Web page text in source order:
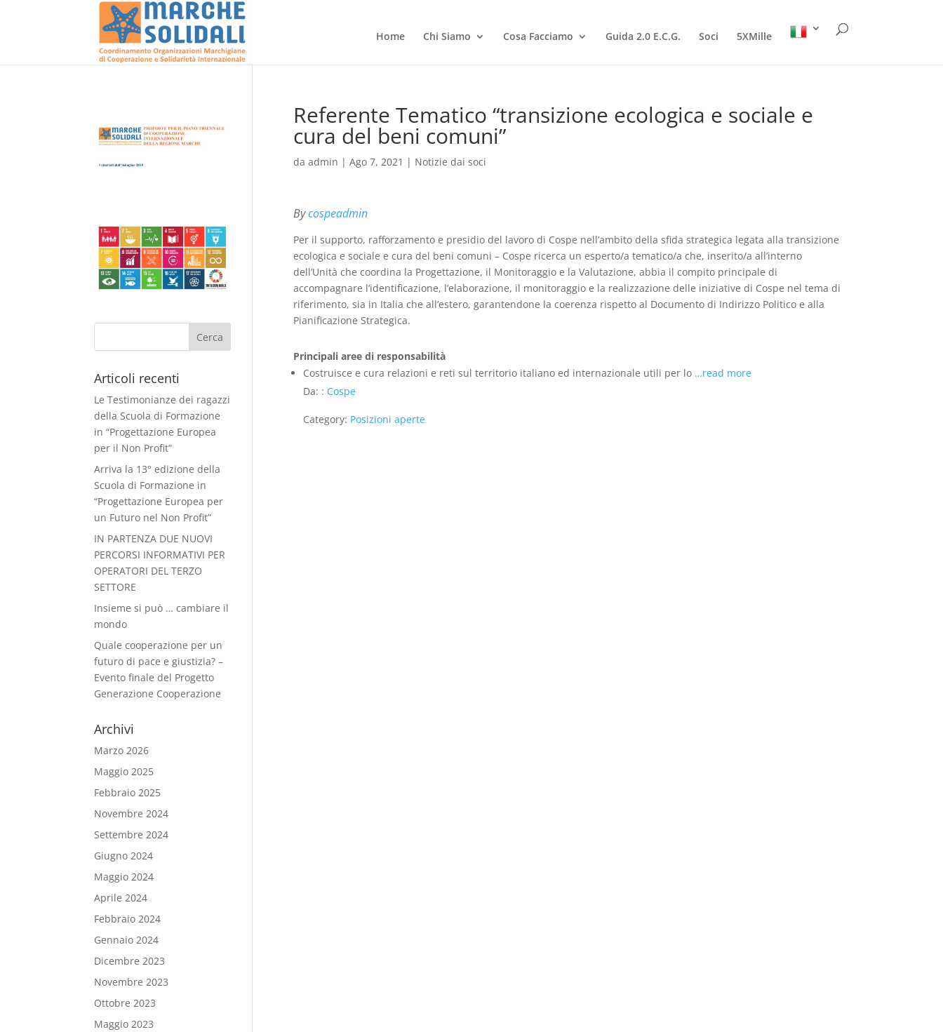
Home Chi Siamo Cosa Facciamo Guida 2.0 E.C.G. Soci 5XMille
Referente Tematico “transizione ecologica e sociale e
cura del beni comuni”
da admin | Ago 7, 2021 | Notizie dai soci
Bycospeadmin
Per il supporto, rafforzamento e presidio del lavoro di Cospe nell’ambito della sfida strategica legata alla transizione
ecologica e sociale e cura del beni comuni – Cospe ricerca un esperto/a tematico/a che, inserito/a all’interno
dell’Unità che coordina la Progettazione, il Monitoraggio e la Valutazione, abbia il compito principale di
accompagnare l’identificazione, l’elaborazione, il monitoraggio e la realizzazione delle iniziative di Cospe nel tema di
riferimento, sia in Italia che all’estero, garantendone la coerenza rispetto al Documento di Indirizzo Politico e alla
Pianificazione Strategica.
Principali aree di responsabilità
Costruisce e cura relazioni e reti sul territorio italiano ed internazionale utili per lo …read more
Da: : Cospe
Category: Posizioni aperte
Articoli recenti
Le Testimonianze dei ragazzi
della Scuola di Formazione
in “Progettazione Europea
per il Non Profit”
Arriva la 13° edizione della
Scuola di Formazione in
“Progettazione Europea per
un Futuro nel Non Profit”
IN PARTENZA DUE NUOVI
PERCORSI INFORMATIVI PER
OPERATORI DEL TERZO
SETTORE
Insieme si può … cambiare il
mondo
Quale cooperazione per un
futuro di pace e giustizia? –
Evento finale del Progetto
Generazione Cooperazione
Archivi
Marzo 2026
Maggio 2025
Febbraio 2025
Novembre 2024
Settembre 2024
Giugno 2024
Maggio 2024
Aprile 2024
Febbraio 2024
Gennaio 2024
Dicembre 2023
Novembre 2023
Ottobre 2023
Maggio 2023